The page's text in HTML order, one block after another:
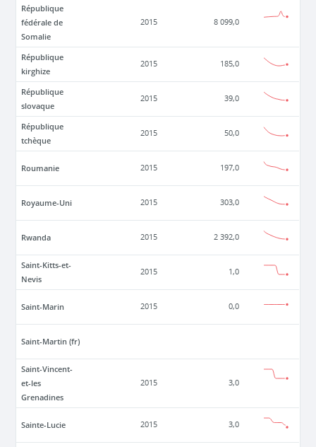
République
fédérale de
Somalie
2015 8 099,0
République
kirghize
2015 185,0
République
slovaque
2015 39,0
République
tchèque
2015 50,0
Roumanie 2015 197,0
Royaume-Uni 2015 303,0
Rwanda 2015 2 392,0
Saint-Kitts-et-
Nevis
2015 1,0
Saint-Marin 2015 0,0
Saint-Martin (fr)
Saint-Vincent-
et-les
Grenadines
2015 3,0
Sainte-Lucie 2015 3,0